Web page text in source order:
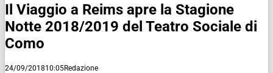
Il Viaggio a Reims apre la Stagione
Notte 2018/2019 del Teatro Sociale di
Como
24/09/201810:05Redazione